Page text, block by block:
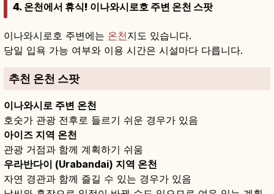
4. 온천에서 휴식! 이나와시로호 주변 온천 스팟
이나와시로호 주변에는 온천지도 있습니다.
당일 입욕 가능 여부와 이용 시간은 시설마다 다릅니다.
추천 온천 스팟
이나와시로 주변 온천
호숫가 관광 전후로 들르기 쉬운 경우가 있음
아이즈 지역 온천
관광 거점과 함께 계획하기 쉬움
우라반다이 (Urabandai) 지역 온천
자연 경관과 함께 즐길 수 있는 경우가 있음